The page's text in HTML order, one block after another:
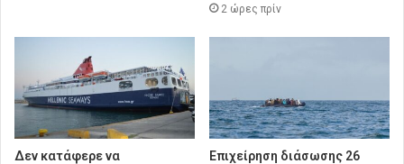
2 ώρες πρίν
Δεν κατάφερε να
Επιχείρηση διάσωσης 26